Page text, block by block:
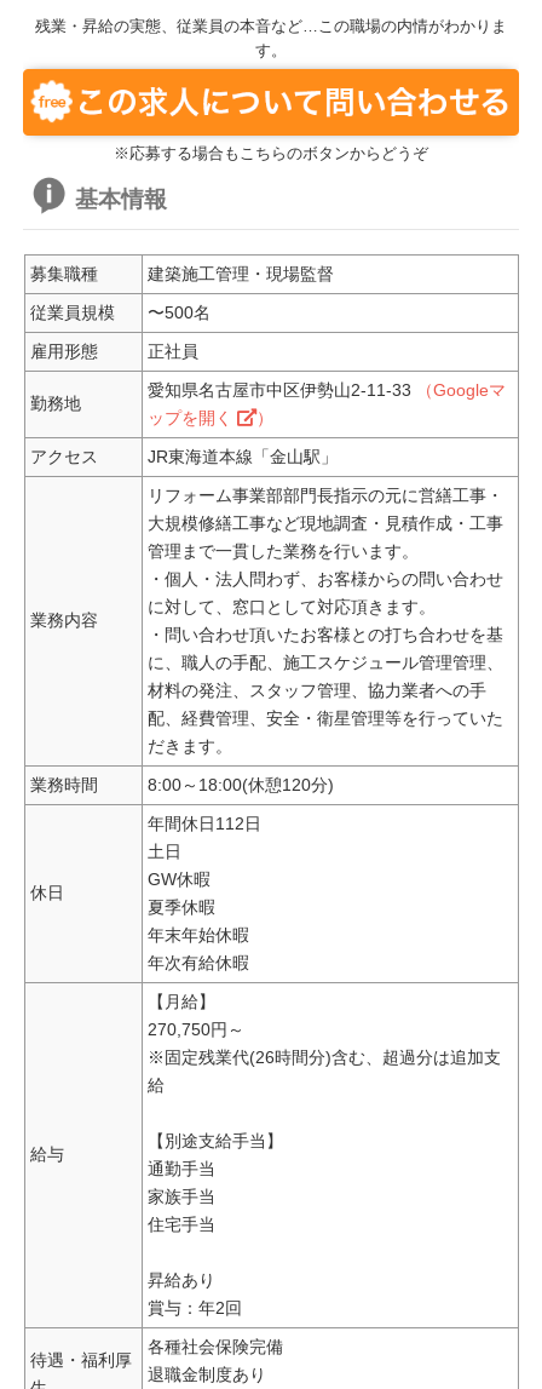
残業・昇給の実態、従業員の本音など…この職場の内情がわかりま
す。
※応募する場合もこちらのボタンからどうぞ
基本情報
募集職種
建築施工管理・現場監督
従業員規模
〜500名
雇用形態
正社員
勤務地
愛知県名古屋市中区伊勢山2-11-33
（Googleマ
ップを開く
）
アクセス
JR東海道本線「金山駅」
業務内容
リフォーム事業部部門長指示の元に営繕工事・
大規模修繕工事など現地調査・見積作成・工事
管理まで一貫した業務を行います。
・個人・法人問わず、お客様からの問い合わせ
に対して、窓口として対応頂きます。
・問い合わせ頂いたお客様との打ち合わせを基
に、職人の手配、施工スケジュール管理管理、
材料の発注、スタッフ管理、協力業者への手
配、経費管理、安全・衛星管理等を行っていた
だきます。
業務時間
8:00～18:00(休憩120分)
休日
年間休日112日
土日
GW休暇
夏季休暇
年末年始休暇
年次有給休暇
給与
【月給】
270,750円～
※固定残業代(26時間分)含む、超過分は追加支
給
【別途支給手当】
通勤手当
家族手当
住宅手当
昇給あり
賞与：年2回
待遇・福利厚
各種社会保険完備
退職金制度あり